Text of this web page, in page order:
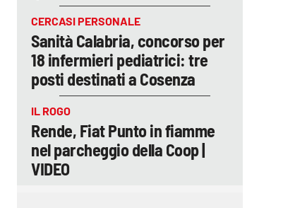
CERCASI PERSONALE
Sanità Calabria, concorso per
18 infermieri pediatrici: tre
posti destinati a Cosenza
IL ROGO
Rende, Fiat Punto in fiamme
nel parcheggio della Coop |
VIDEO